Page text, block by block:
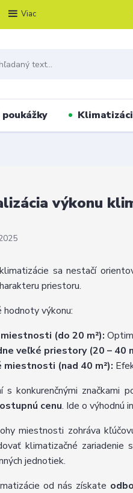
Viac
výkonu
sa nestačí
priestoru.
hodnoty výkonu:
(do 20 m²):
veľké priestory (20 – 40
miestnosti (nad 40 m²):
s konkurenčnými značkami
cenu. Ide o výhodnú
miestnosti zohráva
klimatizačné
jednotiek.
od nás získate